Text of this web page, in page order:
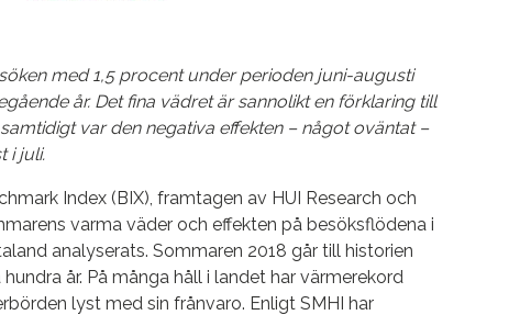
med 1,5 procent under perioden juni-augusti
år. Det fina vädret är sannolikt en förklaring till
var den negativa effekten – något oväntat –
i juli.
Index (BIX), framtagen av HUI Research och
varma väder och effekten på besöksflödena i
analyserats. Sommaren 2018 går till historien
år. På många håll i landet har värmerekord
lyst med sin frånvaro. Enligt SMHI har